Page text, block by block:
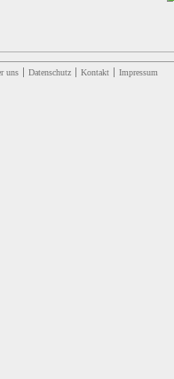
uns Datenschutz Kontakt Impressum